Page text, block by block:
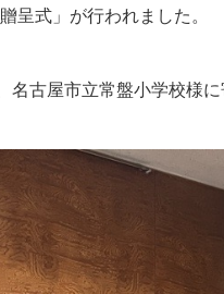
呈式」が行われました。
古屋市立常盤小学校様